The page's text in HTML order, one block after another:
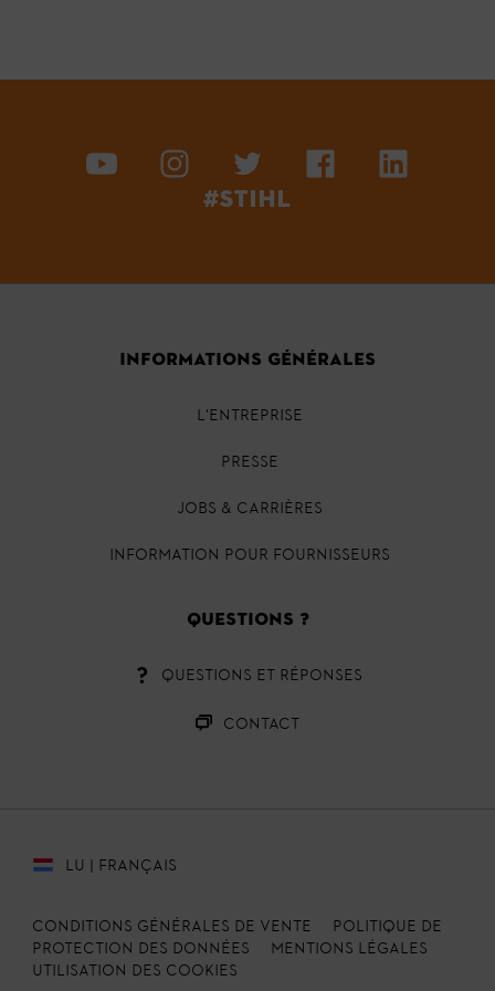
#STIHL
INFORMATIONS GÉNÉRALES
L'ENTREPRISE
PRESSE
JOBS & CARRIÈRES
INFORMATION POUR FOURNISSEURS
QUESTIONS ?
QUESTIONS ET RÉPONSES
CONTACT
LU | FRANÇAIS
CONDITIONS GÉNÉRALES DE VENTE
POLITIQUE DE
PROTECTION DES DONNÉES
MENTIONS LÉGALES
UTILISATION DES COOKIES